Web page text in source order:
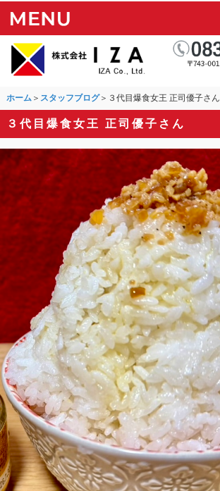
ホーム＞ スタッフブログ＞３代目爆食女王 正司優子さん
３代目爆食女王 正司優子さん